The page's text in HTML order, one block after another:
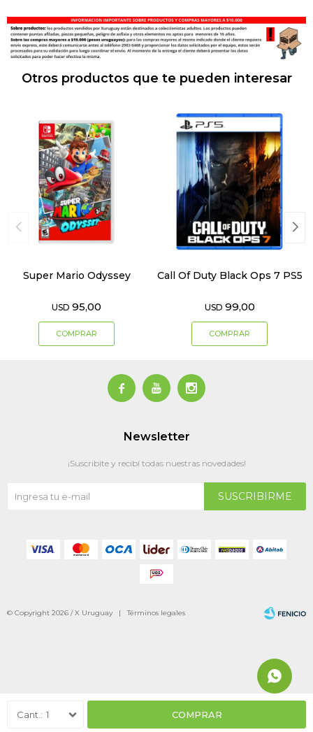
1 COMPRAR
Otros productos que te pueden interesar
Super Mario Odyssey
USD 95,00
Call Of Duty Black Ops 7 PS5
USD 99,00
  
Newsletter
¡Suscribite y recibí todas nuestras novedades!
SUSCRIBIRME
© Copyright 2026 / X Uruguay |Términos legales